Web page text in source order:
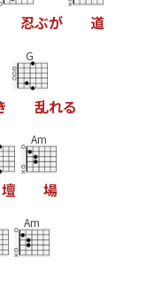
忍ぶが 道
G
乱れる
壇
Am
場
Am